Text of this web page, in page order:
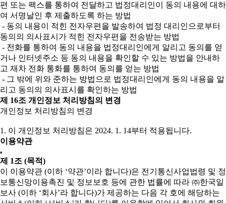
편 또는 팩스를 통하여 전달하고 법정대리인이 동의 내용에 대하
여 서명날인 후 제출하도록 하는 방법
- 동의 내용이 적힌 전자우편을 발송하여 법정 대리인으로부터
동의의 의사표시가 적힌 전자우편을 전송받는 방법
- 전화를 통하여 동의 내용을 법정대리인에게 알리고 동의를 얻
거나 인터넷주소 등 동의 내용을 확인할 수 있는 방법을 안내하
고 재차 전화 통화를 통하여 동의를 얻는 방법
- 그 밖에 위와 준하는 방법으로 법정대리인에게 동의 내용을 알
리고 동의의 의사표시를 확인하는 방법
제 16조 개인정보 처리방침의 변경
개인정보 처리방침의 변경
1. 이 개인정보 처리방침은 2024. 1. 14부터 적용됩니다.
이용약관
제 1조 (목적)
이 이용약관 (이하 ‘약관’이라 합니다)은 전기통신사업법령 및 정
보통신망이용촉진 및 정보보호 등에 관한 법률에 따라 ㈜한국일
보사 (이하 ‘회사’라 합니다)가 제공하는 다음 각 호에 해당하는